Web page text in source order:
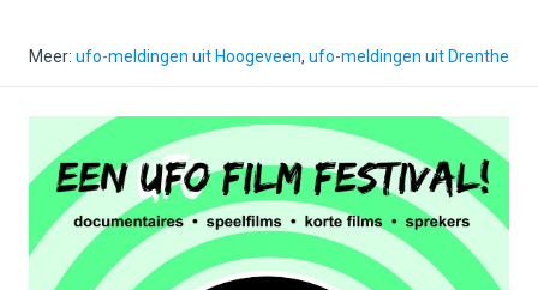
Meer: ufo-meldingen uit Hoogeveen, ufo-meldingen uit Drenthe